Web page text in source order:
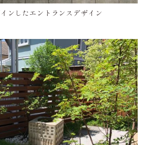
ンしたエントランスデザイン